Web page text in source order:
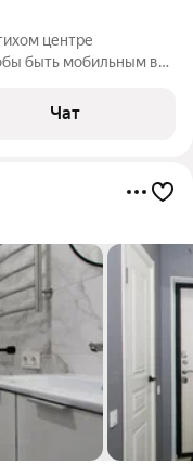
центре
быть мобильным в
Чат